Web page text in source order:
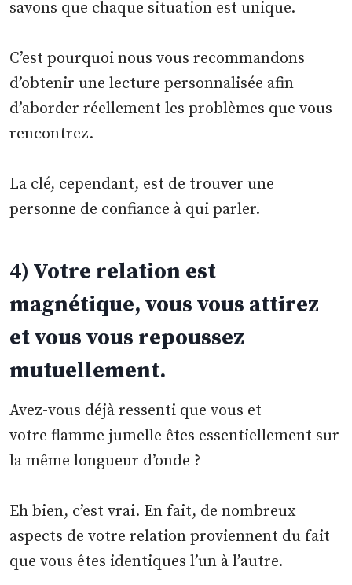
savons que chaque situation est unique.
C’est pourquoi nous vous recommandons
d’obtenir une lecture personnalisée afin
d’aborder réellement les problèmes que vous
rencontrez.
La clé, cependant, est de trouver une
personne de confiance à qui parler.
4) Votre relation est
magnétique, vous vous attirez
et vous vous repoussez
mutuellement.
Avez-vous déjà ressenti que vous et
votre flamme jumelle êtes essentiellement sur
la même longueur d’onde ?
Eh bien, c’est vrai. En fait, de nombreux
aspects de votre relation proviennent du fait
que vous êtes identiques l’un à l’autre.